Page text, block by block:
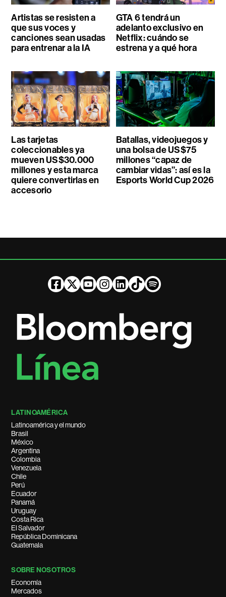
Artistas se resisten a
que sus voces y
canciones sean usadas
para entrenar a la IA
GTA 6 tendrá un
adelanto exclusivo en
Netflix: cuándo se
estrena y a qué hora
Las tarjetas
coleccionables ya
mueven US$30.000
millones y esta marca
quiere convertirlas en
accesorio
Batallas, videojuegos y
una bolsa de US$75
millones “capaz de
cambiar vidas”: así es la
Esports World Cup 2026
LATINOAMÉRICA
Latinoamérica y el mundo
Brasil
México
Argentina
Colombia
Venezuela
Chile
Perú
Ecuador
Panamá
Uruguay
Costa Rica
El Salvador
República Dominicana
Guatemala
SOBRE NOSOTROS
Economía
Mercados